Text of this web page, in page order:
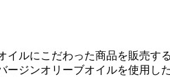
イルにこだわった商品を販売
ージンオリーブオイルを使用